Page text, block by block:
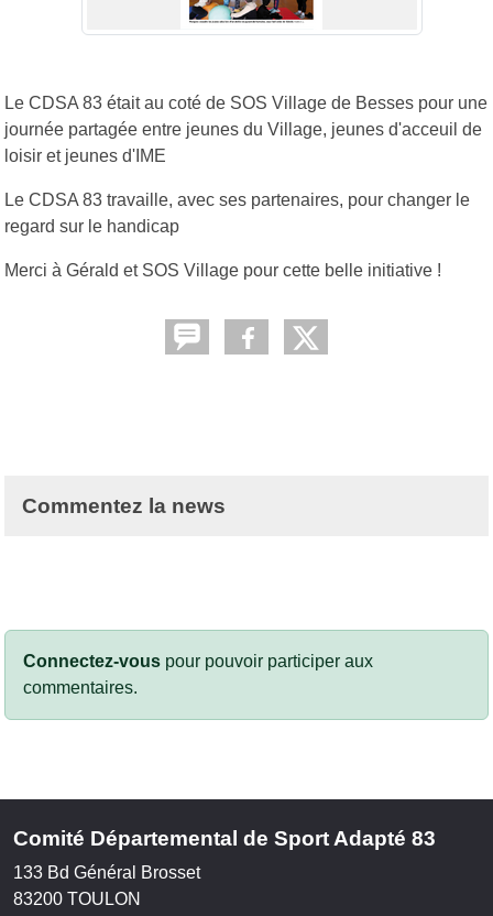
Le CDSA 83 était au coté de SOS Village de Besses pour une
journée partagée entre jeunes du Village, jeunes d'acceuil de
loisir et jeunes d'IME
Le CDSA 83 travaille, avec ses partenaires, pour changer le
regard sur le handicap
Merci à Gérald et SOS Village pour cette belle initiative !
Commentez la news
Connectez-vous pour pouvoir participer aux
commentaires.
Comité Départemental de Sport Adapté 83
133 Bd Général Brosset
83200 TOULON